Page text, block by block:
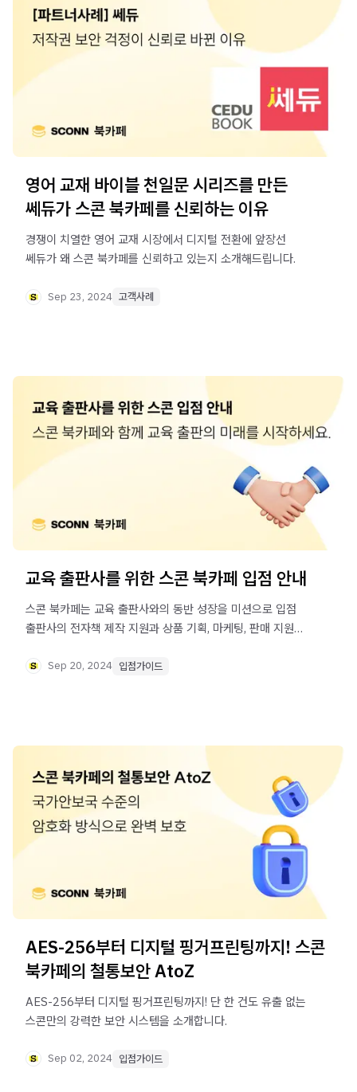
영어 교재 바이블 천일문 시리즈를 만든
쎄듀가 스콘 북카페를 신뢰하는 이유
경쟁이 치열한 영어 교재 시장에서 디지털 전환에 앞장선
쎄듀가 왜 스콘 북카페를 신뢰하고 있는지 소개해드립니다.
Sep 23, 2024 고객사례
교육 출판사를 위한 스콘 북카페 입점 안내
스콘 북카페는 교육 출판사와의 동반 성장을 미션으로 입점
출판사의 전자책 제작 지원과 상품 기획, 마케팅, 판매 지원
파트너를 기다립니다.
Sep 20, 2024 입점가이드
AES-256부터 디지털 핑거프린팅까지! 스콘
북카페의 철통보안 AtoZ
AES-256부터 디지털 핑거프린팅까지! 단 한 건도 유출 없는
스콘만의 강력한 보안 시스템을 소개합니다.
Sep 02, 2024 입점가이드